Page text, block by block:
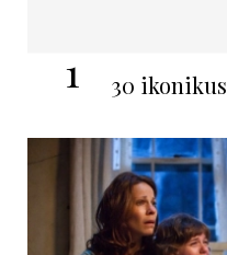
1 30